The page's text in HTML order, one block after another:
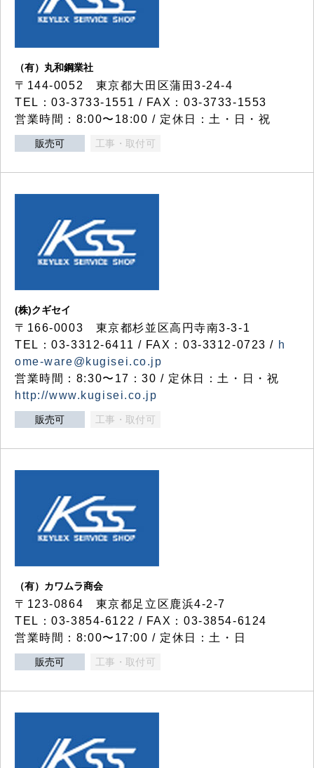
（有）丸和鋼業社
〒144-0052 東京都大田区蒲田3-24-4
TEL：03-3733-1551 / FAX：03-3733-1553
営業時間：8:00〜18:00 / 定休日：土・日・祝
販売可 工事・取付可
(株)クギセイ
〒166-0003 東京都杉並区高円寺南3-3-1
TEL：03-3312-6411 / FAX：03-3312-0723 / h
ome-ware@kugisei.co.jp
営業時間：8:30〜17：30 / 定休日：土・日・祝
http://www.kugisei.co.jp
販売可 工事・取付可
（有）カワムラ商会
〒123-0864 東京都足立区鹿浜4-2-7
TEL：03-3854-6122 / FAX：03-3854-6124
営業時間：8:00〜17:00 / 定休日：土・日
販売可 工事・取付可